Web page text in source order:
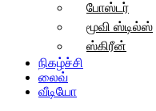
போஸ்டர்
மூவி ஸ்டில்ஸ்
ஸ்கிரீன்
நிகழ்ச்சி
லைவ்
வீடியோ